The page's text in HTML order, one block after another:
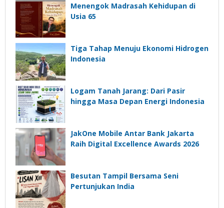
Menengok Madrasah Kehidupan di
Usia 65
Tiga Tahap Menuju Ekonomi Hidrogen
Indonesia
Logam Tanah Jarang: Dari Pasir
hingga Masa Depan Energi Indonesia
JakOne Mobile Antar Bank Jakarta
Raih Digital Excellence Awards 2026
Besutan Tampil Bersama Seni
Pertunjukan India